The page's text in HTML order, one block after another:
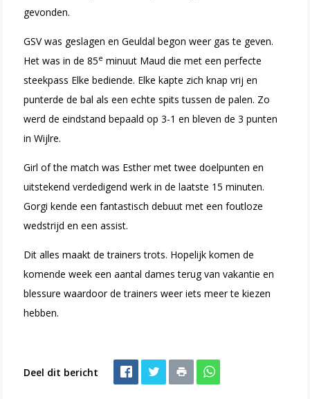
gevonden.
GSV was geslagen en Geuldal begon weer gas te geven.
Het was in de 85e minuut Maud die met een perfecte
steekpass Elke bediende. Elke kapte zich knap vrij en
punterde de bal als een echte spits tussen de palen. Zo
werd de eindstand bepaald op 3-1 en bleven de 3 punten
in Wijlre.
Girl of the match was Esther met twee doelpunten en
uitstekend verdedigend werk in de laatste 15 minuten.
Gorgi kende een fantastisch debuut met een foutloze
wedstrijd en een assist.
Dit alles maakt de trainers trots. Hopelijk komen de
komende week een aantal dames terug van vakantie en
blessure waardoor de trainers weer iets meer te kiezen
hebben.
Deel dit bericht